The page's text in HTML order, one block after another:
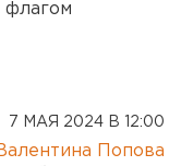
флагом
7 МАЯ 2024 В 12:00
Попова